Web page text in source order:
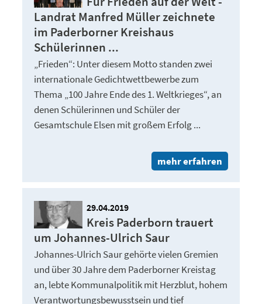
Landrat Manfred Müller zeichnete
im Paderborner Kreishaus
Schülerinnen ...
„Frieden“: Unter diesem Motto standen zwei
internationale Gedichtwettbewerbe zum
Thema „100 Jahre Ende des 1. Weltkrieges“, an
denen Schülerinnen und Schüler der
Gesamtschule Elsen mit großem Erfolg ...
mehr erfahren
29.04.2019
Kreis Paderborn trauert
um Johannes-Ulrich Saur
Johannes-Ulrich Saur gehörte vielen Gremien
und über 30 Jahre dem Paderborner Kreistag
an, lebte Kommunalpolitik mit Herzblut, hohem
Verantwortungsbewusstsein und tief